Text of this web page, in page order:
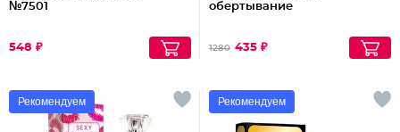
№7501
548 ₽
обертывание
1280 435 ₽
Рекомендуем Рекомендуем